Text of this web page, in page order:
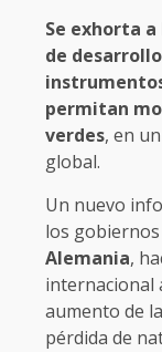
Se exhorta
de
permitan
verdes, en
global.
Un nuevo
los gobiernos
Alemania,
internacional
aumento de
pérdida de